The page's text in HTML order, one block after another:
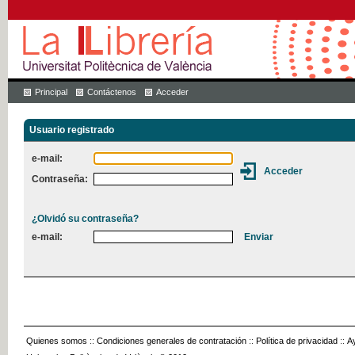
Principal Contáctenos Acceder
Usuario registrado
e-mail:
Contraseña:
¿Olvidó su contraseña?
e-mail:
Quienes somos :: Condiciones generales de contratación :: Política de privacidad ::